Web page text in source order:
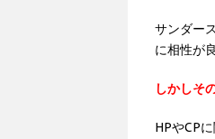
サンダー
に相性が
しかしそ
HPやCP